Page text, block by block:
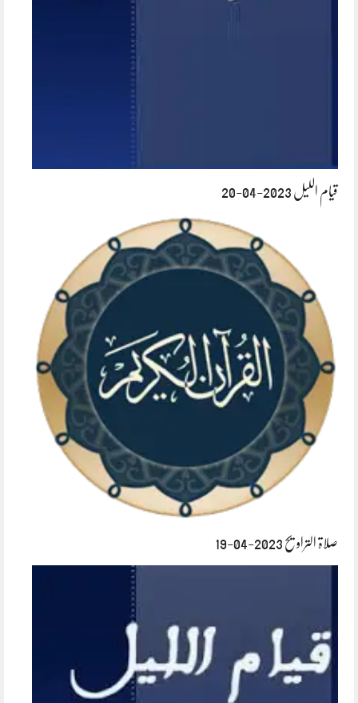
قیام اللیل 2023-04-20
صلاۃ التراویح 2023-04-19